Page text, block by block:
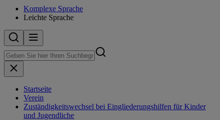
Komplexe Sprache
Leichte Sprache
Startseite
Verein
Zuständigkeitswechsel bei Eingliederungshilfen für Kinder
und Jugendliche